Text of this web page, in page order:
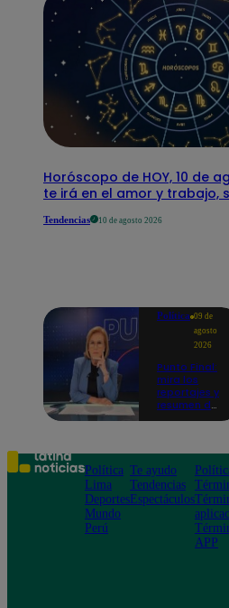
Horóscopo de HOY, 10 de
te irá en el amor y trabajo,
Tendencias 10 de agosto 2026
Política 09 de
agosto
2026
Punto Final:
mira los
reportajes y
resumen del
VIDEO
Política
Lima
Deportes
Mundo
Perú
Te ayudo
Tendencias
Espectáculos
APP